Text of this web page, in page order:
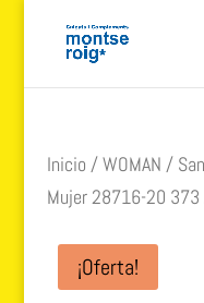
Inicio /WOMAN /
Mujer 28716-20 373
¡Oferta!